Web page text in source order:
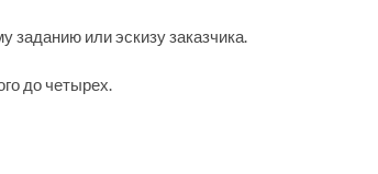
заданию или эскизу заказчика.
до четырех.